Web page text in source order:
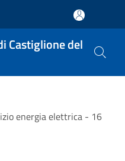
Castiglione del
energia elettrica - 16